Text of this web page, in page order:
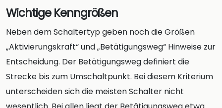
Wichtige Kenngrößen
Neben dem Schaltertyp geben noch die Größen
„Aktivierungskraft“ und „Betätigungsweg“ Hinweise zur
Entscheidung. Der Betätigungsweg definiert die
Strecke bis zum Umschaltpunkt. Bei diesem Kriterium
unterscheiden sich die meisten Schalter nicht